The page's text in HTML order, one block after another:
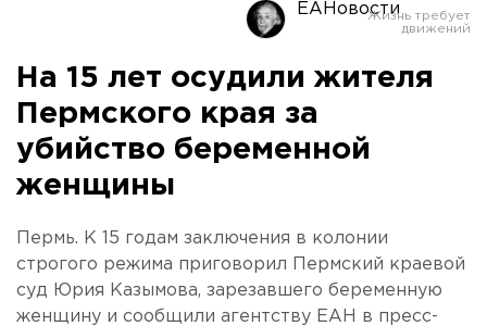
Оренбург
ЕАНовости
На 15 лет осудили жителя
Пермского края за
убийство беременной
женщины
Пермь. К 15 годам заключения в колонии
строгого режима приговорил Пермский краевой
суд Юрия Казымова, зарезавшего беременную
женщину и сообщили агентству ЕАН в пресс-